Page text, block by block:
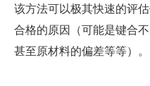
该方法可以极其快速的评
合格的原因（可能是键合
甚至原材料的偏差等等）。